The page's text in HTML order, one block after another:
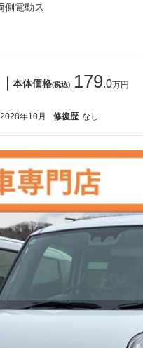
側電動ス
本体価格(税込) 179.0万円
2028年10月 修復歴 なし